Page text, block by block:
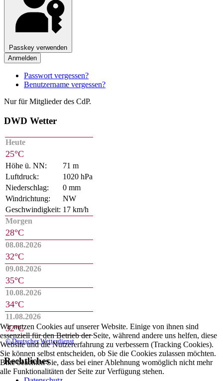
Passkey verwenden
Anmelden
Passwort vergessen?
Benutzername vergessen?
Nur für Mitglieder des CdP.
DWD Wetter
Heute
25°C
Höhe ü. NN:
71 m
Luftdruck:
1020 hPa
Niederschlag:
0 mm
Windrichtung:
NW
Geschwindigkeit: 17 km/h
Morgen
28°C
08.08.2026
32°C
09.08.2026
35°C
10.08.2026
34°C
11.08.2026
32°C
© Deutscher Wetterdienst
Rechtliches
Wir nutzen Cookies auf unserer Website. Einige von ihnen sind
essenziell für den Betrieb der Seite, während andere uns helfen, diese
Website und die Nutzererfahrung zu verbessern (Tracking Cookies).
Sie können selbst entscheiden, ob Sie die Cookies zulassen möchten.
Bitte beachten Sie, dass bei einer Ablehnung womöglich nicht mehr
alle Funktionalitäten der Seite zur Verfügung stehen.